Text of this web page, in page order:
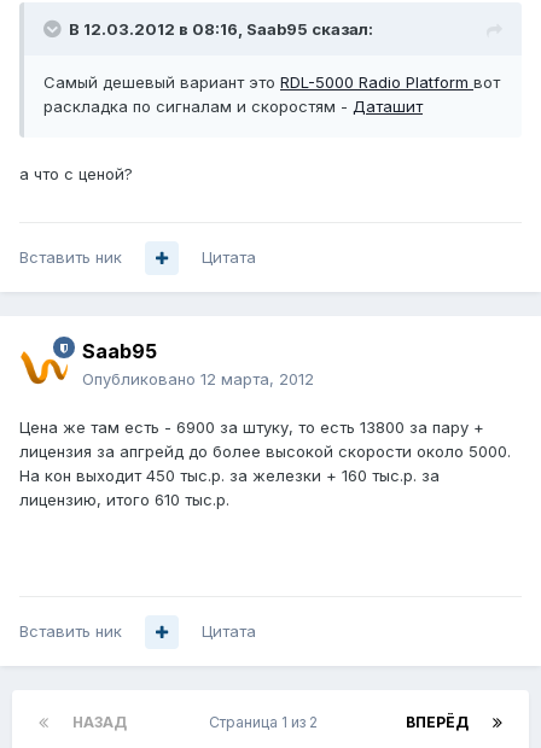
В 12.03.2012 в 08:16, Saab95 сказал:
Самый дешевый вариант это RDL-5000 Radio Platform вот
раскладка по сигналам и скоростям - Даташит
а что с ценой?
Вставить ник Цитата
Saab95
Опубликовано 12 марта, 2012
Цена же там есть - 6900 за штуку, то есть 13800 за пару +
лицензия за апгрейд до более высокой скорости около 5000.
На кон выходит 450 тыс.р. за железки + 160 тыс.р. за
лицензию, итого 610 тыс.р.
Вставить ник Цитата
НАЗАД ВПЕРЁД
Страница 1 из 2